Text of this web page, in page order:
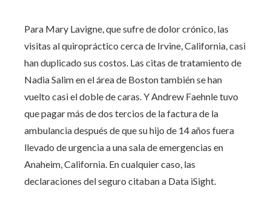
Para Mary Lavigne, que sufre de dolor crónico, las
visitas al quiropráctico cerca de Irvine, California, casi
han duplicado sus costos. Las citas de tratamiento de
Nadia Salim en el área de Boston también se han
vuelto casi el doble de caras. Y Andrew Faehnle tuvo
que pagar más de dos tercios de la factura de la
ambulancia después de que su hijo de 14 años fuera
llevado de urgencia a una sala de emergencias en
Anaheim, California. En cualquier caso, las
declaraciones del seguro citaban a Data iSight.